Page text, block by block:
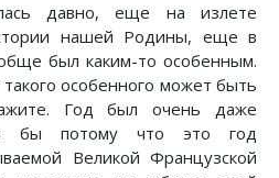
давно, еще на излете
нашей Родины, еще в
был каким-то особенным.
особенного может быть
Год был очень даже
бы потому что это год
Великой Французской